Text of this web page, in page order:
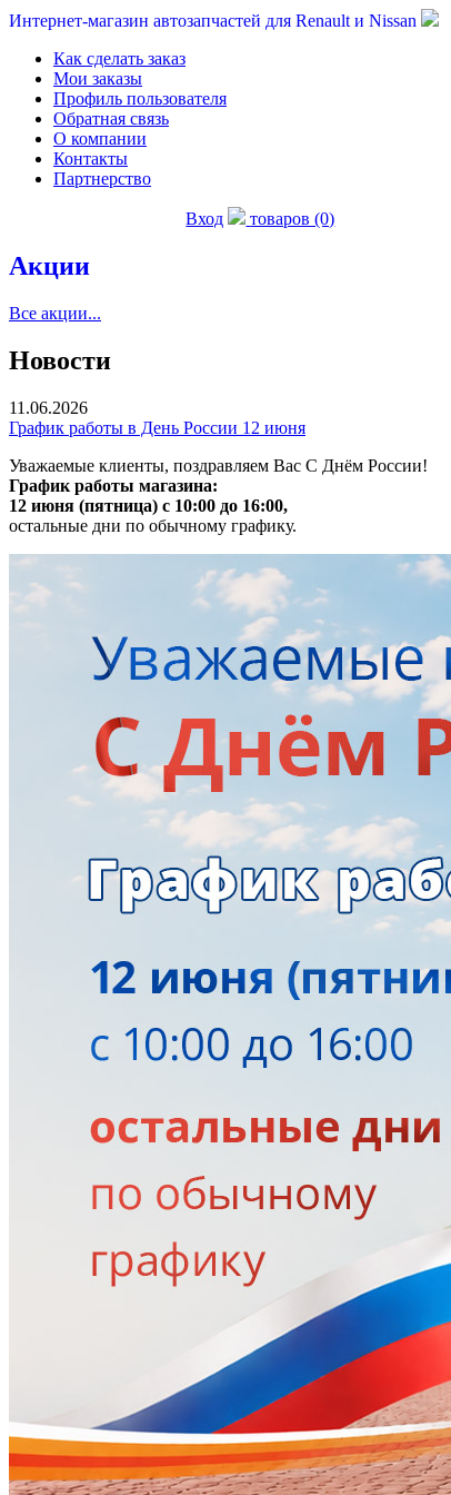
Интернет-магазин автозапчастей для Renault и Nissan
Как сделать заказ
Мои заказы
Профиль пользователя
Обратная связь
О компании
Контакты
Партнерство
Вход товаров (0)
Акции
Все акции...
Новости
11.06.2026
График работы в День России 12 июня
Уважаемые клиенты, поздравляем Вас С Днём России!
График работы магазина:
12 июня (пятница) с 10:00 до 16:00,
остальные дни по обычному графику.